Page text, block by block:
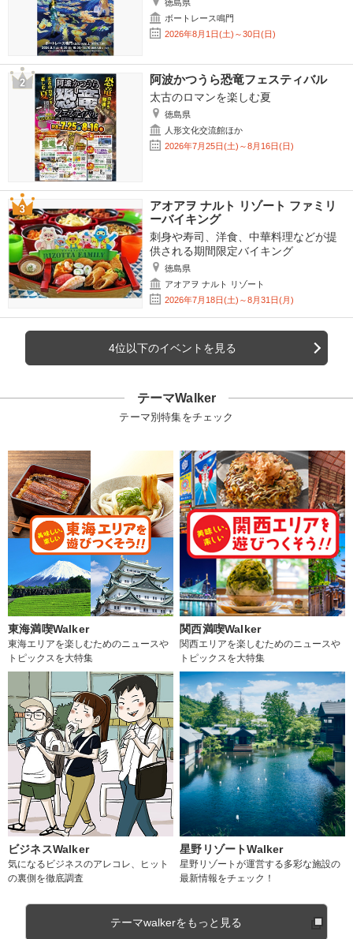
徳島県
ボートレース鳴門
2026年8月1日(土)～30日(日)
阿波かつうら恐竜フェスティバル
太古のロマンを楽しむ夏
徳島県
人形文化交流館ほか
2026年7月25日(土)～8月16日(日)
アオアヲ ナルト リゾート ファミリ
ーバイキング
刺身や寿司、洋食、中華料理などが提
供される期間限定バイキング
徳島県
アオアヲ ナルト リゾート
2026年7月18日(土)～8月31日(月)
4位以下のイベントを見る
テーマWalker
テーマ別特集をチェック
東海満喫Walker
東海エリアを楽しむためのニュースや
トピックスを大特集
関西満喫Walker
関西エリアを楽しむためのニュースや
トピックスを大特集
ビジネスWalker
気になるビジネスのアレコレ、ヒット
の裏側を徹底調査
星野リゾートWalker
星野リゾートが運営する多彩な施設の
最新情報をチェック！
テーマwalkerをもっと見る